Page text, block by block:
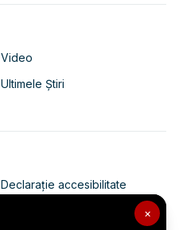
×
Video
Ultimele Știri
Declarație accesibilitate
Politica de confidențialitate